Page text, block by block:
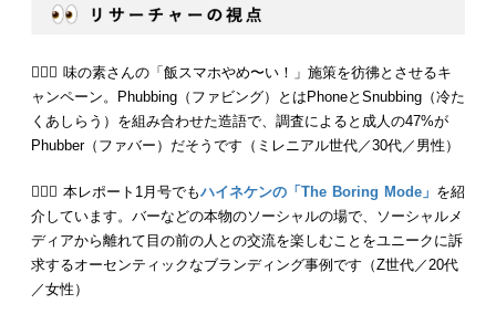
💁🏻‍♂️ 味の素さんの「飯スマホやめ〜い！」施策を彷彿とさせるキ
ャンペーン。Phubbing（ファビング）とはPhoneとSnubbing（冷た
くあしらう）を組み合わせた造語で、調査によると成人の47%が
Phubber（ファバー）だそうです（ミレニアル世代／30代／男性）
💁🏻‍♀️ 本レポート1月号でもハイネケンの「The Boring Mode」 を紹
介しています。バーなどの本物のソーシャルの場で、ソーシャルメ
ディアから離れて目の前の人との交流を楽しむことをユニークに訴
求するオーセンティックなブランディング事例です（Z世代／20代
／女性）